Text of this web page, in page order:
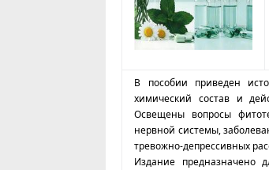
В пособии приведен
химический состав и
Освещены вопросы
нервной системы,
тревожно-депрессивных
Издание предназначено